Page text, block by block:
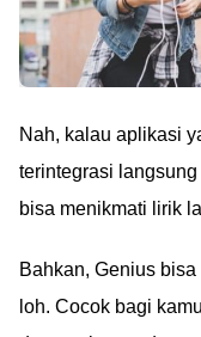
Nah, kalau aplikasi
terintegrasi
bisa menikmati lirik
Bahkan, Genius
loh. Cocok bagi